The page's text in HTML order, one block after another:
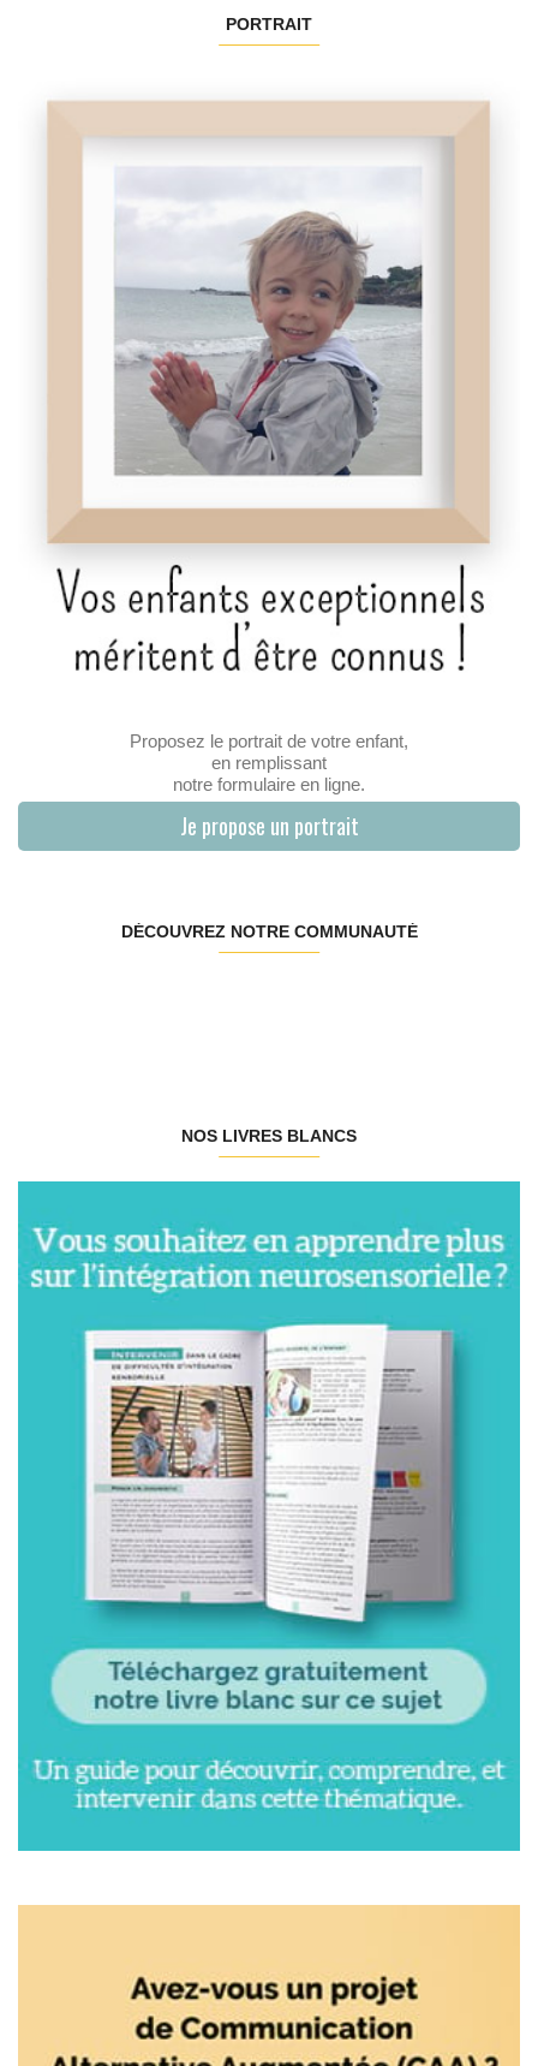
PORTRAIT
Proposez le portrait de votre enfant,
en remplissant
notre formulaire en ligne.
Je propose un portrait
DÉCOUVREZ NOTRE COMMUNAUTÉ
NOS LIVRES BLANCS